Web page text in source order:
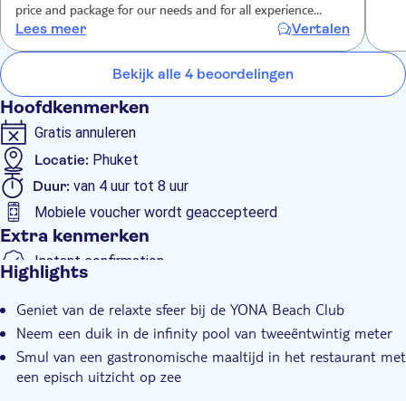
price and package for our needs and for all experience
absolutely brilliant the food was incredible the atmosphere
and because it was low season it wasn’t too busy being
enjoyed every minute would definitely like to come back
Lees meer Vertalen
Bekijk alle 4 beoordelingen
Hoofdkenmerken
Gratis annuleren
Locatie: Phuket
Duur: van 4 uur tot 8 uur
Mobiele voucher wordt geaccepteerd
Extra kenmerken
Instant confirmation
Highlights
Geniet van de relaxte sfeer bij de YONA Beach Club
Neem een duik in de infinity pool van tweeëntwintig meter
Smul van een gastronomische maaltijd in het restaurant met
een episch uitzicht op zee